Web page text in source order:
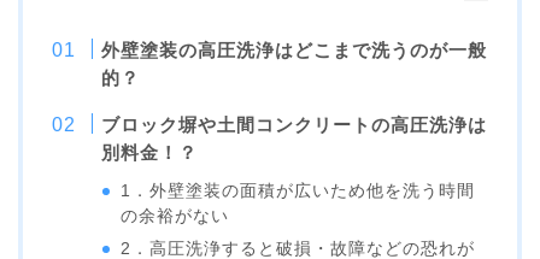
外壁塗装の高圧洗浄はどこまで洗うのが一般
的？
ブロック塀や土間コンクリートの高圧洗浄は
別料金！？
1．外壁塗装の面積が広いため他を洗う時間
の余裕がない
2．高圧洗浄すると破損・故障などの恐れが